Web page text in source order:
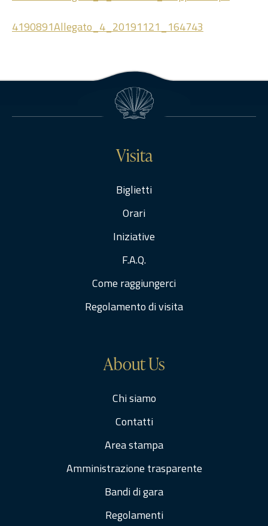
4190891Allegato_4_20191121_164743
Visita
Biglietti
Orari
Iniziative
F.A.Q.
Come raggiungerci
Regolamento di visita
About Us
Chi siamo
Contatti
Area stampa
Amministrazione trasparente
Bandi di gara
Regolamenti